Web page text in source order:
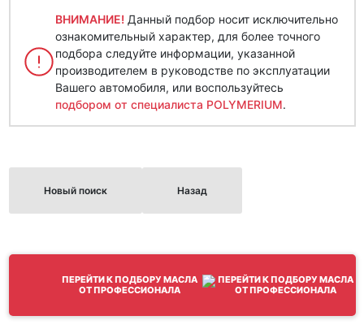
ВНИМАНИЕ! Данный подбор носит исключительно
ознакомительный характер, для более точного
подбора следуйте информации, указанной
производителем в руководстве по эксплуатации
Вашего автомобиля, или воспользуйтесь
подбором от специалиста POLYMERIUM.
Новый поиск Назад
ПЕРЕЙТИ К ПОДБОРУ МАСЛА
ОТ ПРОФЕССИОНАЛА